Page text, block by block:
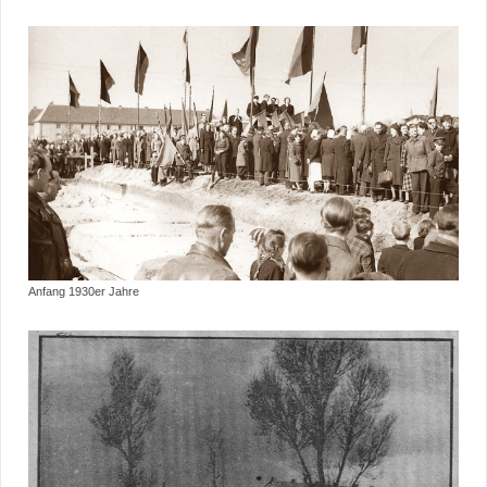
Anfang 1930er Jahre